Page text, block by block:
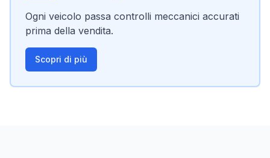
Ogni veicolo passa controlli meccanici accurati
prima della vendita.
Scopri di più